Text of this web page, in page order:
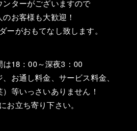
ンターがございますので
のお客様も大歓迎！
ーがおもてなし致します。
は18：00～深夜3：00
お通し料金、サービス料金、
等いっさいありません！
お立ち寄り下さい。